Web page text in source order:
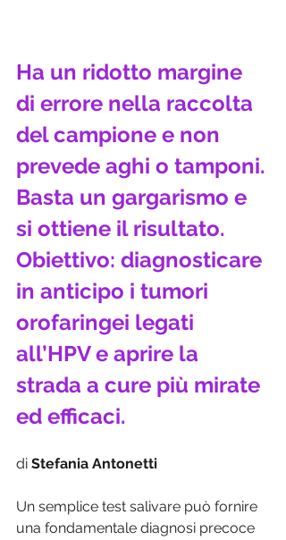
Ha un ridotto margine
di errore nella raccolta
del campione e non
prevede aghi o tamponi.
Basta un gargarismo e
si ottiene il risultato.
Obiettivo: diagnosticare
in anticipo i tumori
orofaringei legati
all’HPV e aprire la
strada a cure più mirate
ed efficaci.
di Stefania Antonetti
Un semplice test salivare può fornire
una fondamentale diagnosi precoce